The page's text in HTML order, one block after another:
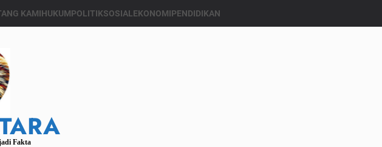
KAMIHUKUMPOLITIKSOSIALEKONOMIPENDIDIKAN
Fakta